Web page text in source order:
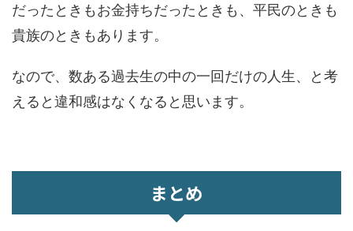
だったときもお金持ちだったときも、平民のときも
貴族のときもあります。
なので、数ある過去生の中の一回だけの人生、と考
えると違和感はなくなると思います。
まとめ